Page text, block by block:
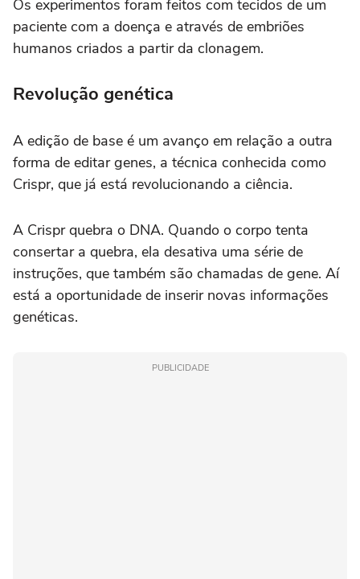
Os experimentos foram feitos com tecidos de um
paciente com a doença e através de embriões
humanos criados a partir da clonagem.
Revolução genética
A edição de base é um avanço em relação a outra
forma de editar genes, a técnica conhecida como
Crispr, que já está revolucionando a ciência.
A Crispr quebra o DNA. Quando o corpo tenta
consertar a quebra, ela desativa uma série de
instruções, que também são chamadas de gene. Aí
está a oportunidade de inserir novas informações
genéticas.
PUBLICIDADE